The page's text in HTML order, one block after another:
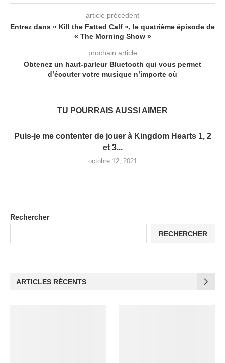
article précédent
Entrez dans « Kill the Fatted Calf », le quatrième épisode de
« The Morning Show »
prochain article
Obtenez un haut-parleur Bluetooth qui vous permet
d’écouter votre musique n’importe où
TU POURRAIS AUSSI AIMER
Puis-je me contenter de jouer à Kingdom Hearts 1, 2
et 3...
octobre 12, 2021
Rechercher
RECHERCHER
ARTICLES RÉCENTS